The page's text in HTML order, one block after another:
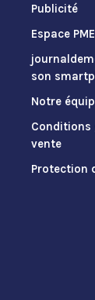
Publicité
Espace PME
son
Notre
Conditions
vente
Protection